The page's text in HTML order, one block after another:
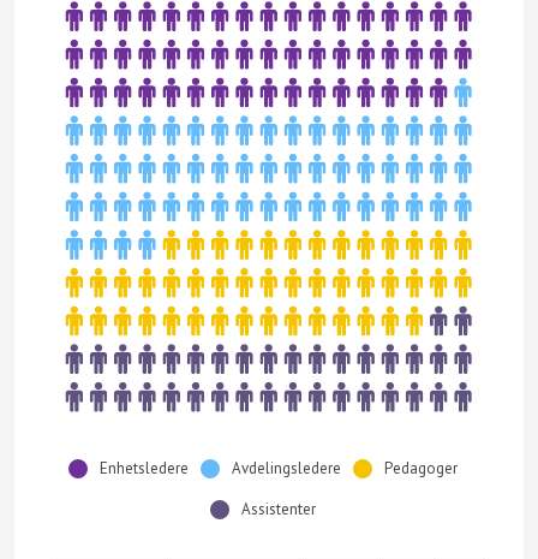
Enhetsledere Avdelingsledere
Pedagoger
Assistenter